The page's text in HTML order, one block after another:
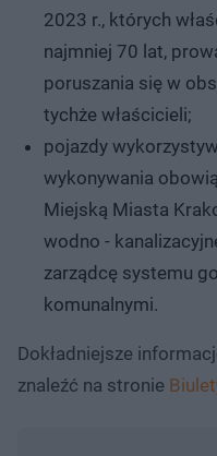
2023 r., których
najmniej 70 lat,
poruszania się w
tychże właścicieli;
pojazdy
wykonywania
Miejską Miasta
wodno -
zarządcę systemu
komunalnymi.
Dokładniejsze
znaleźć na stronie